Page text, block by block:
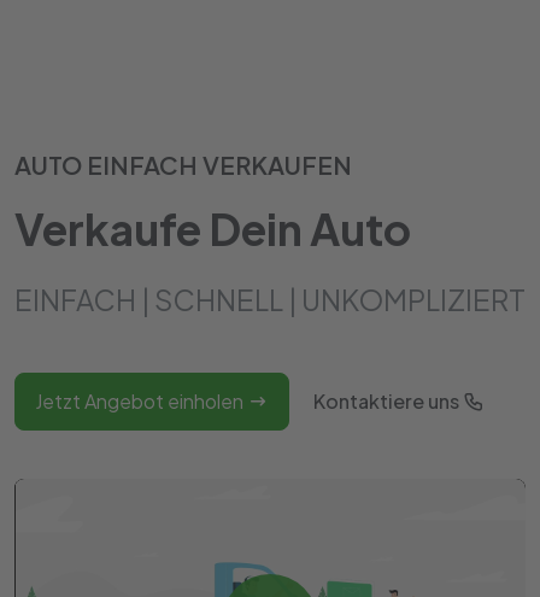
AUTO EINFACH VERKAUFEN
Verkaufe Dein Auto
EINFACH | SCHNELL | UNKOMPLIZIERT
Jetzt Angebot einholen Kontaktiere uns